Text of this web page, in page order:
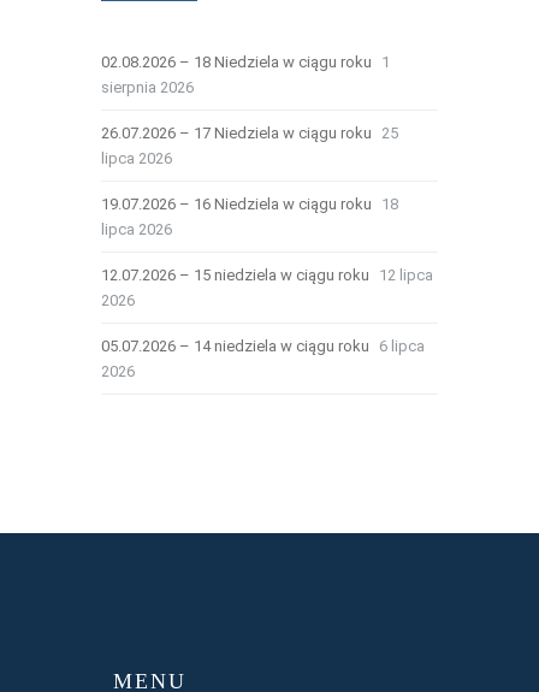
02.08.2026 – 18 Niedziela w ciągu roku
1
sierpnia 2026
26.07.2026 – 17 Niedziela w ciągu roku
25
lipca 2026
19.07.2026 – 16 Niedziela w ciągu roku
18
lipca 2026
12.07.2026 – 15 niedziela w ciągu roku
12 lipca
2026
05.07.2026 – 14 niedziela w ciągu roku
6 lipca
2026
MENU